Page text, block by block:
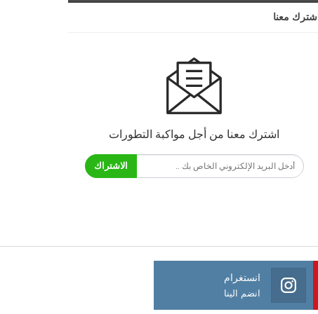
اشترك معنا
اشترك معنا من أجل مواكبة التطورات
الاشتراك
انستغرام
انضم الينا